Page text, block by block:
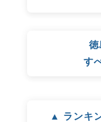
徳
す
▲ ランキ